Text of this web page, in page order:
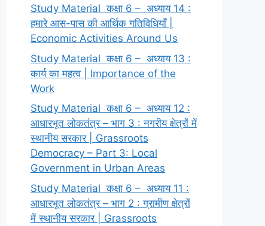
Study Material कक्षा 6 – अध्याय 14 :
हमारे आस-पास की आर्थिक गतिविधियाँ |
Economic Activities Around Us
Study Material कक्षा 6 – अध्याय 13 :
कार्य का महत्व | Importance of the
Work
Study Material कक्षा 6 – अध्याय 12 :
आधारभूत लोकतंत्र – भाग 3 : नगरीय क्षेत्रों में
स्थानीय सरकार | Grassroots
Democracy – Part 3: Local
Government in Urban Areas
Study Material कक्षा 6 – अध्याय 11 :
आधारभूत लोकतंत्र – भाग 2 : ग्रामीण क्षेत्रों
में स्थानीय सरकार | Grassroots